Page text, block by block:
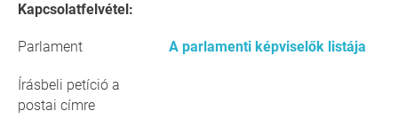
Kapcsolatfelvétel:
Parlament A parlamenti képviselők listája
Írásbeli petíció a
postai címre